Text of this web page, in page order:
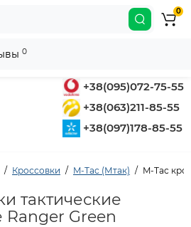
+38(095)072-75-55
+38(063)211-85-55
+38(097)178-85-55
0
Кроссовки M-Tac (Мтак) M-Tac
тактические
Green
0